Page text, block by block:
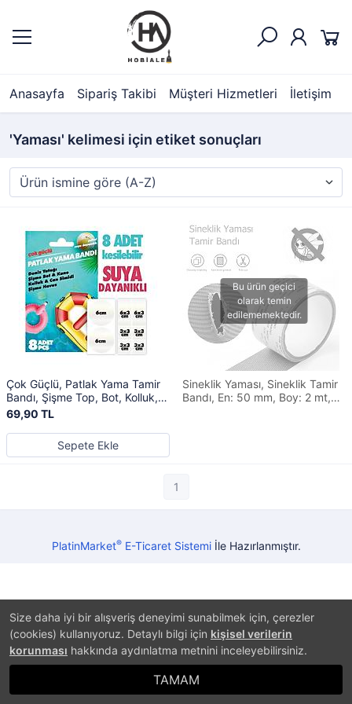
Anasayfa Sipariş Takibi Müşteri Hizmetleri İletişim
Size daha iyi bir alışveriş deneyimi sunabilmek için, çerezler
(cookies) kullanıyoruz. Detaylı bilgi için kişisel verilerin
korunması hakkında aydınlatma metnini inceleyebilirsiniz.
TAMAM
'Yaması' kelimesi için etiket sonuçları
Çok Güçlü, Patlak Yama Tamir
Bandı, Şişme Top, Bot, Kolluk,
Pilates Topu, Patlak Yaması
69,90 TL
Sepete Ekle
Sineklik Yaması, Sineklik Tamir
Bandı, En: 50 mm, Boy: 2 mt,
1
PlatinMarket®E-Ticaret Sistemiİle Hazırlanmıştır.